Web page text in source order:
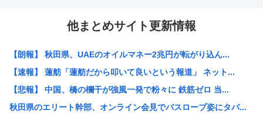
他まとめサイト更新情報
【朗報】 秋田県、UAEのオイルマネー2兆円が転がり込ん...
【速報】 蓮舫「蓮舫だから叩いて良いという報道」 ネット...
【悲報】 中国、橋の欄干が強風一発で粉々に 鉄筋ゼロ 当...
秋田県のエリート幹部、オンライン会見でバスローブ姿にタバ...